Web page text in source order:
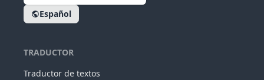
Español
TRADUCTOR
Traductor de textos